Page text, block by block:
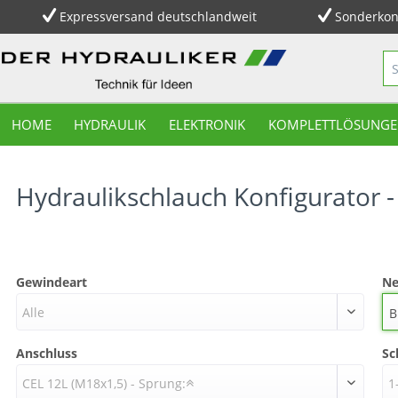
Expressversand deutschlandweit
HOME HYDRAULIK ELEKTRONIK
Hydraulikschlauch Konfigurator
Gewindeart
Alle
Anschluss
CEL 12L (M18x1,5) - Sprung: